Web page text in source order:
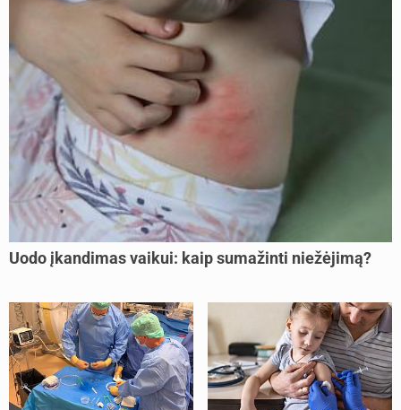
Uodo įkandimas vaikui: kaip sumažinti niežėjimą?